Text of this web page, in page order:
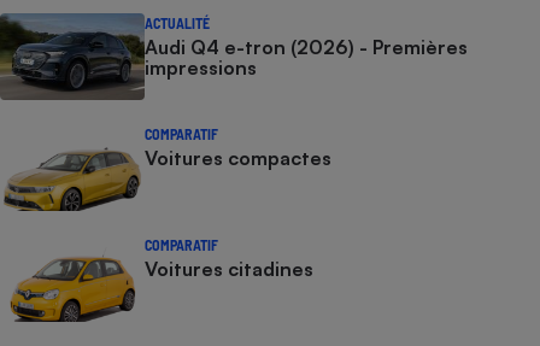
ACTUALITÉ
Audi Q4 e-tron (2026) - Premières
impressions
COMPARATIF
Voitures compactes
COMPARATIF
Voitures citadines